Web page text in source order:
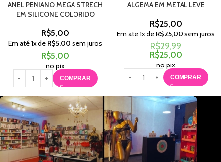
ANEL PENIANO MEGA STRECH
EM SILICONE COLORIDO
R$5,00
Em até1x de R$5,00 sem juros
R$5,00
no pix
COMPRAR
ALGEMA EM METAL LEVE
R$25,00
Em até1x de R$25,00 sem juros
R$29,99
R$25,00
no pix
COMPRAR